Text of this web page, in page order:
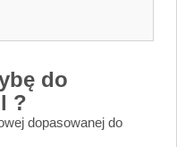
do
?
dopasowanej do